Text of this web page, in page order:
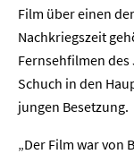
Film über einen
Nachkriegszeit
Fernsehfilmen
Schuch in den
jungen Besetzung.
„Der Film war von